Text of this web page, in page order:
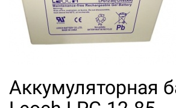
Аккумуляторная